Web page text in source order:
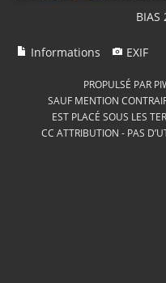
Informations EXIF
PROPULSÉ PAR
SAUF MENTION
EST PLACÉ SOUS LES
CC ATTRIBUTION - PAS